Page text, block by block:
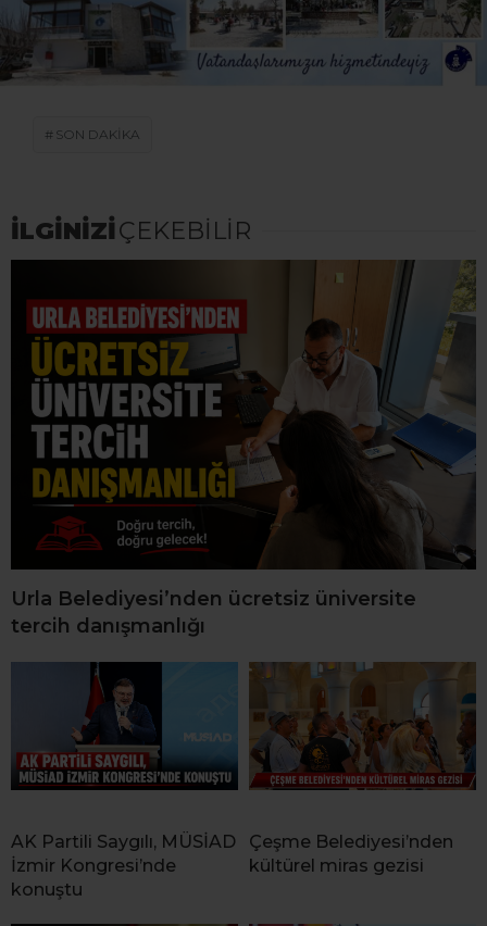
SON DAKİKA
İLGİNİZİÇEKEBİLİR
Urla Belediyesi’nden ücretsiz üniversite
tercih danışmanlığı
AK Partili Saygılı, MÜSİAD
İzmir Kongresi’nde
konuştu
Çeşme Belediyesi’nden
kültürel miras gezisi